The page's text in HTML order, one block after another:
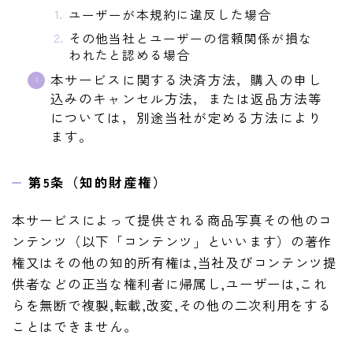
ユーザーが本規約に違反した場合
その他当社とユーザーの信頼関係が損な
われたと認める場合
本サービスに関する決済方法，購入の申し
込みのキャンセル方法，または返品方法等
については，別途当社が定める方法により
ます。
第5条（知的財産権）
本サービスによって提供される商品写真その他のコ
ンテンツ（以下「コンテンツ」といいます）の著作
権又はその他の知的所有権は,当社及びコンテンツ提
供者などの正当な権利者に帰属し,ユーザーは,これ
らを無断で複製,転載,改変,その他の二次利用をする
ことはできません。